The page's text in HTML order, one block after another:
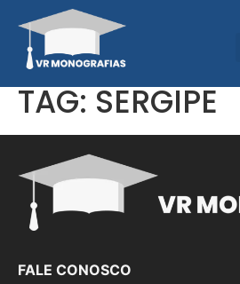
TAG:SERGIPE
FALE CONOSCO